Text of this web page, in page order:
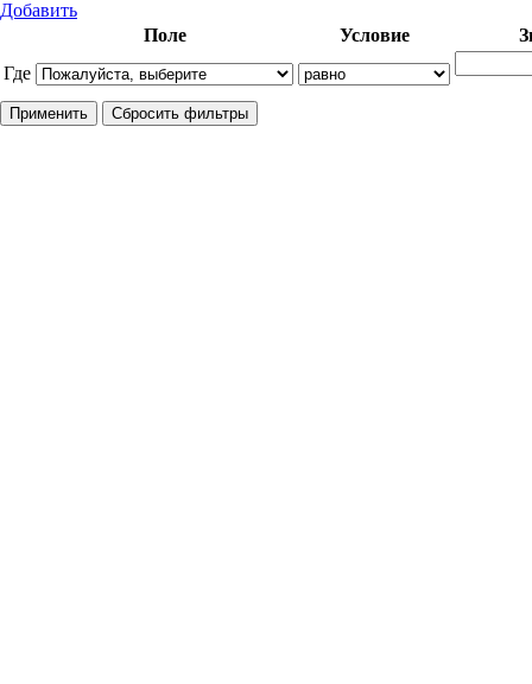
Добавить
Где
Поле Условие